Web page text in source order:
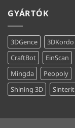
GYÁRTÓK
3DGence 3DKordo
CraftBot
EinScan
Mingda
Peopoly
Shining 3D
Sinterit